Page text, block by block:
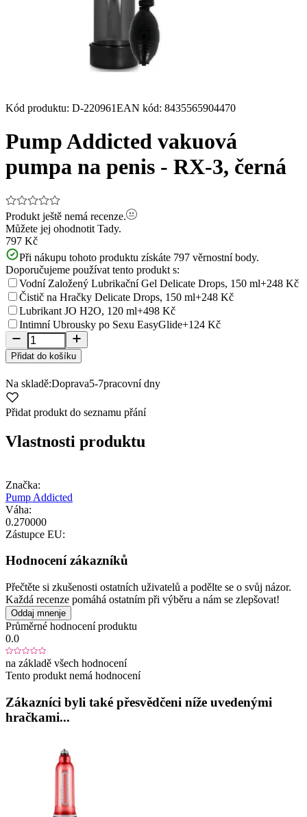
Kód produktu: D-220961EAN kód: 8435565904470
Pump Addicted vakuová
pumpa na penis - RX-3, černá
Produkt ještě nemá recenze.
Můžete jej ohodnotit Tady.
797 Kč
Při nákupu tohoto produktu získáte 797 věrnostní body.
Doporučujeme používat tento produkt s:
Vodní Založený Lubrikační Gel Delicate Drops, 150 ml+248 Kč
Čistič na Hračky Delicate Drops, 150 ml+248 Kč
Lubrikant JO H2O, 120 ml+498 Kč
Intimní Ubrousky po Sexu EasyGlide+124 Kč
Přidat do košíku
Na skladě:Doprava5-7pracovní dny
Přidat produkt do seznamu přání
Vlastnosti produktu
Značka:
Pump Addicted
Váha:
0.270000
Zástupce EU:
Hodnocení zákazníků
Přečtěte si zkušenosti ostatních uživatelů a podělte se o svůj názor.
Každá recenze pomáhá ostatním při výběru a nám se zlepšovat!
Oddaj mnenje
Průměrné hodnocení produktu
0.0
na základě všech hodnocení
Tento produkt nemá hodnocení
Zákazníci byli také přesvědčeni níže uvedenými
hračkami...